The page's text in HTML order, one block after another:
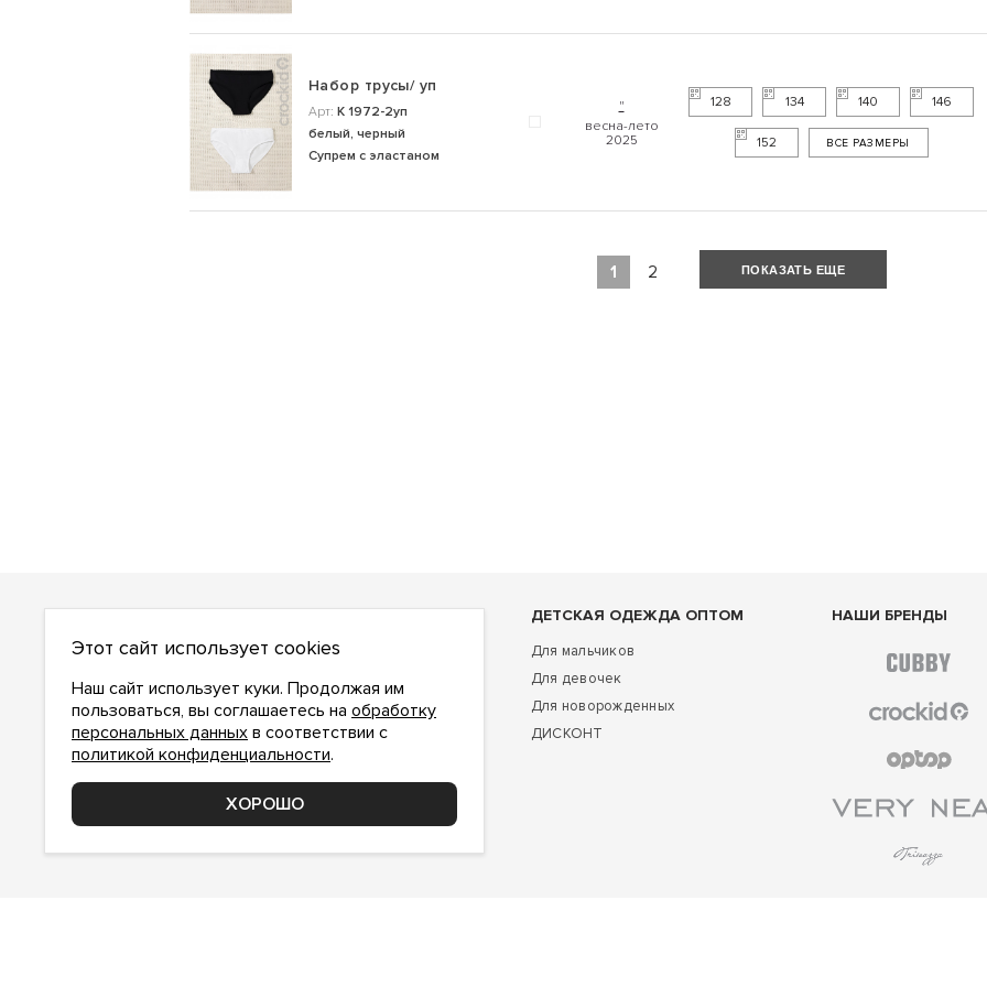
Набор трусы/ уп
Арт: К 1972-2уп
белый, черный
Супрем с эластаном
" 128 134 140 146
152 ВСЕ РАЗМЕРЫ
1 2 ПОКАЗАТЬ ЕЩЕ
О НАС
О компании
Как сделать заказ
Условия работы
Доставка и оплата
Возврат
ДЕТСКАЯ ОДЕЖДА ОПТОМ
Для мальчиков
Для девочек
Для новорожденных
ДИСКОНТ
НАШИ БРЕНДЫ
Этот сайт использует cookies
Наш сайт использует куки. Продолжая им
пользоваться, вы соглашаетесь на обработку
персональных данных в соответствии с
политикой конфиденциальности.
ХОРОШО